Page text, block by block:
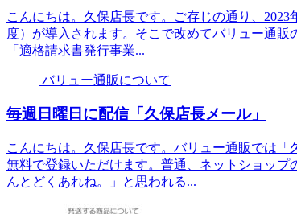
こんにちは。久保店長です。ご存じの通り、
度）が導入されます。そこで改めてバリュー通
「適格請求書発行事業...
バリュー通販について
毎週日曜日に配信「久保店長メール」
こんにちは。久保店長です。バリュー通販では
無料で登録いただけます。普通、ネットショッ
んとどくあれね。」と思われる...